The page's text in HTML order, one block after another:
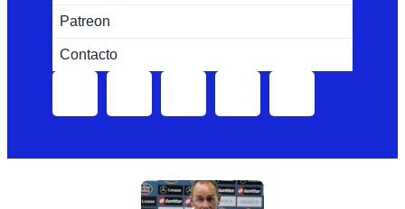
Patreon
Contacto